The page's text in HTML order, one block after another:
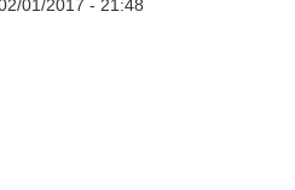
01/2017 - 21:48